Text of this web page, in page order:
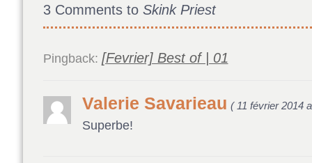
3 Comments to Skink Priest
Pingback: [Fevrier] Best of | 01
Valerie Savarieau ( 11 février 2014
Superbe!